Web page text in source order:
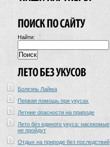
Найти:
Болезнь Лайма
Первая помощь при укусах
Летние опасности на природе
Лето без единого укуса: насекомые
не пройдут
Отдых на природе без последствий